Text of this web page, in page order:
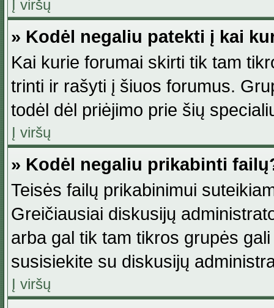
Į viršų
» Kodėl negaliu patekti į kai
Kai kurie forumai skirti tik tam
trinti ir rašyti į šiuos forumus.
todėl dėl priėjimo prie šių
Į viršų
» Kodėl negaliu prikabinti
Teisės failų prikabinimui
Greičiausiai diskusijų
arba gal tik tam tikros grupės
susisiekite su diskusijų
Į viršų